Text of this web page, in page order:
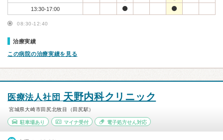
13:30-17:00
08:30-12:40
治療実績
この病院の治療実績を見る
医療法人社団 天野内科クリニック
宮城県大崎市田尻北牧目（田尻駅）
駐車場あり マイナ受付 電子処方せん対応